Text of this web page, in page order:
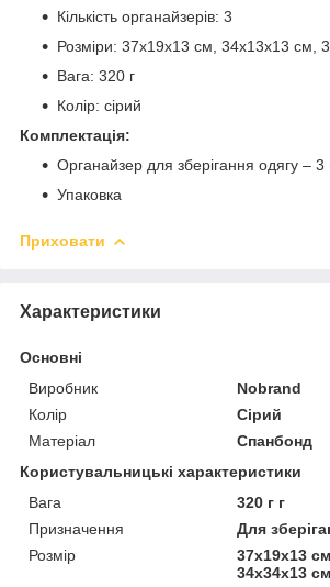
Кількість органайзерів: 3
Розміри: 37х19х13 см, 34х13х13 см,
Вага: 320 г
Колір: сірий
Комплектація:
Органайзер для зберігання одягу – 3
Упаковка
Приховати
Характеристики
Основні
Виробник
Nobrand
Колір
Сірий
Матеріал
Спанбонд
Користувальницькі характеристики
Вага
320 г г
Призначення
Для
Розмір
37х19х13
34х34х13 см